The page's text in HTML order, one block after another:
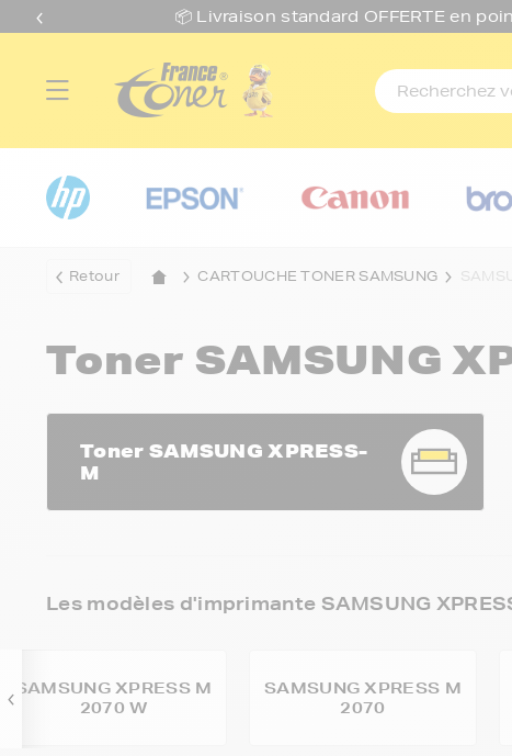
📦 Livraison standard OFFERTE en
Retour CARTOUCHE TONER SAMSUNG
Toner SAMSUNG
Toner SAMSUNG XPRESS-
M
Les modèles d'imprimante SAMSUNG
SAMSUNG XPRESS M
2070 W
SAMSUNG XPRESS M
2070